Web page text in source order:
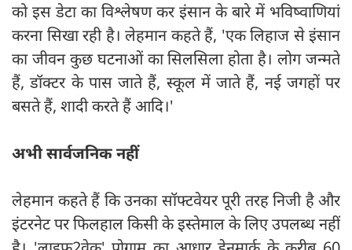
को इस डेटा का विश्लेषण कर इंसान के बारे में भविष्वाणियां
करना सिखा रही है। लेहमान कहते हैं, 'एक लिहाज से इंसान
का जीवन कुछ घटनाओं का सिलसिला होता है। लोग जन्मते
हैं, डॉक्टर के पास जाते हैं, स्कूल में जाते हैं, नई जगहों पर
बसते हैं, शादी करते हैं आदि।'
अभी सार्वजनिक नहीं
लेहमान कहते हैं कि उनका सॉफ्टवेयर पूरी तरह निजी है और
इंटरनेट पर फिलहाल किसी के इस्तेमाल के लिए उपलब्ध नहीं